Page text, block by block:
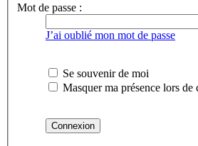
Mot de passe :
J’ai oublié mon mot de passe
Se souvenir de moi
Masquer ma présence lors de